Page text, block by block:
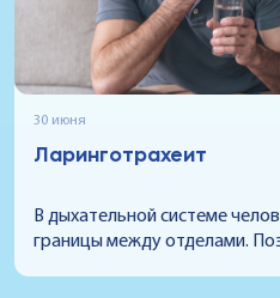
30 июня
Ларинготрахеит
В дыхательной системе
границы между отделами.